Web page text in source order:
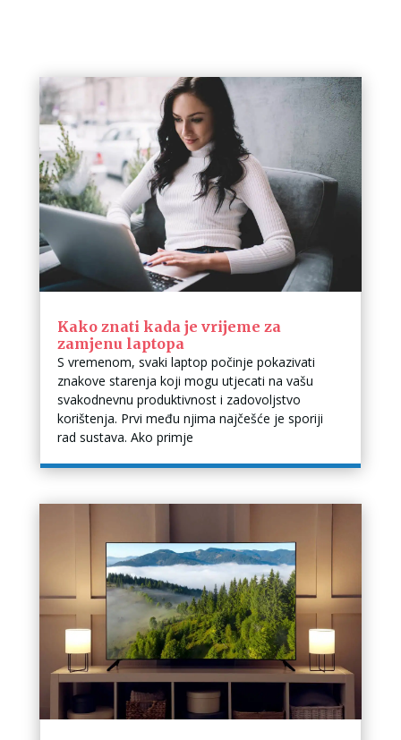
Kako znati kada je vrijeme za
zamjenu laptopa
S vremenom, svaki laptop počinje pokazivati
znakove starenja koji mogu utjecati na vašu
svakodnevnu produktivnost i zadovoljstvo
korištenja. Prvi među njima najčešće je sporiji
rad sustava. Ako primje